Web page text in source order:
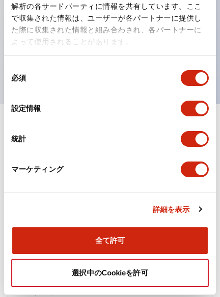
解析の各サードパーティに情報を共有しています。ここ
で収集された情報は、ユーザーが各パートナーに提供し
た際に収集された情報と組み合わされ、各パートナーに
よって使用されることがあります。
必須
設定情報
統計
マーケティング
詳細を表示
全て許可
選択中のCookieを許可
きに、迅速・確実かつ自由自在にコントロールすることが
できます。
各方向のレバー動作は用途に合わせて組み合わせ自由
操作レバーをセンタ位置でロックできるインタロック付
ドキュメントとファイル
カタログ CAD
ARN形モノレバースイッチ／CSシリーズカムスイッチ
2025/08/28.PDF1.20MB